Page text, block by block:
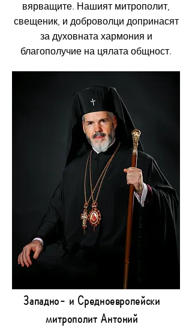
вярващите. Нашият митрополит,
свещеник, и доброволци допринасят
за духовната хармония и
благополучие на цялата общност.
Западно- и Средноевропейски
митрополит Антоний